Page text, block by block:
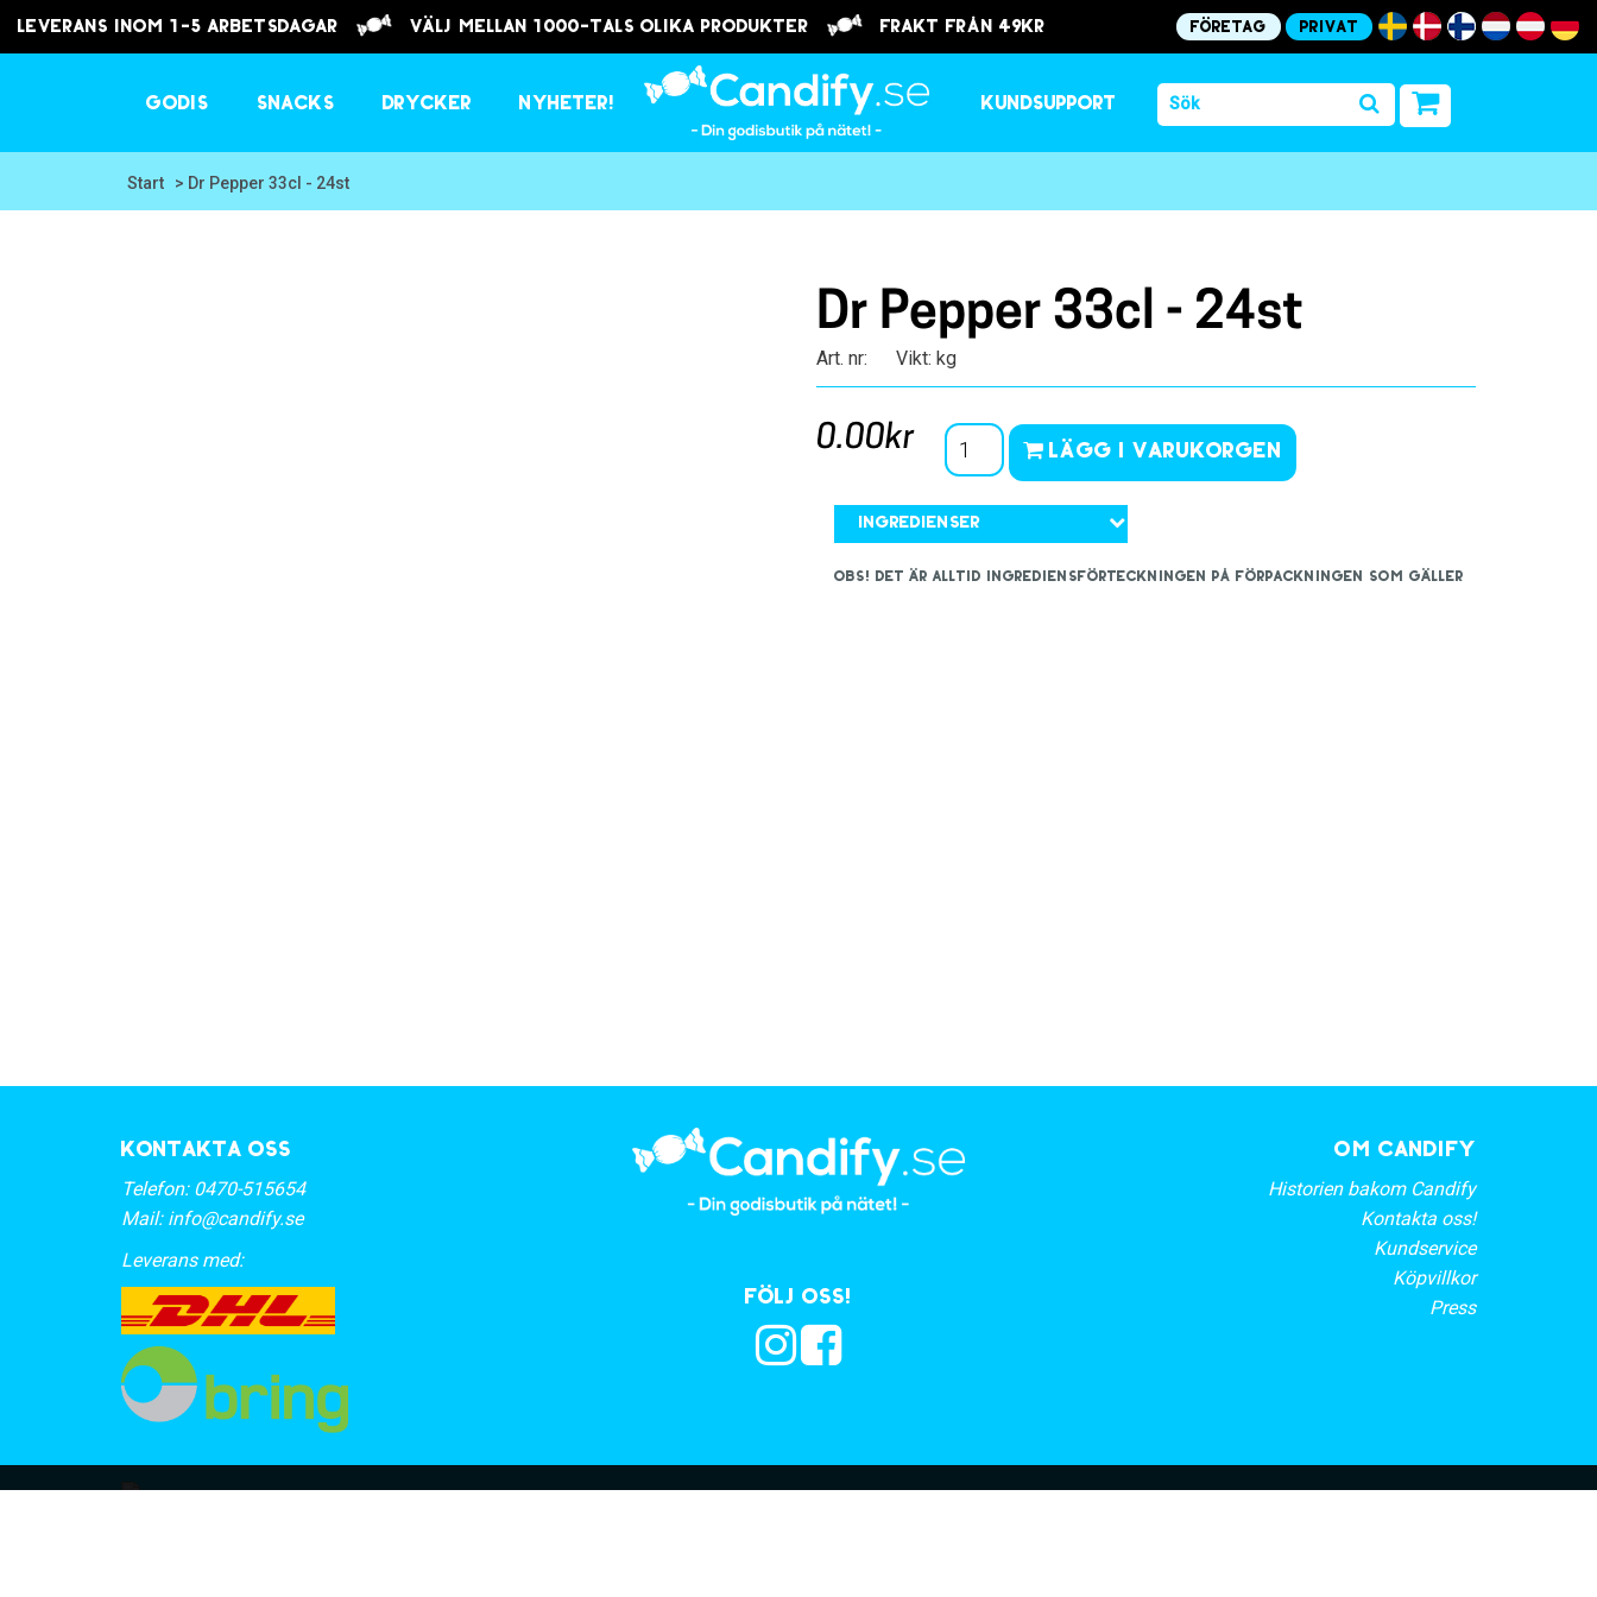
Leverans inom 1-5 arbetsdagar välj mellan 1000-tals olika produkter frakt från 49kr Företag Privat
Godis Snacks Drycker Nyheter! Kundsupport
Start > Dr Pepper 33cl - 24st
Dr Pepper 33cl - 24st
Art. nr: Vikt: kg
0.00kr Lägg i varukorgen
Ingredienser
OBS! Det är alltid ingrediensförteckningen på förpackningen som gäller
Kontakta oss
Telefon: 0470-515654
Mail: info@candify.se
Leverans med:
Följ oss!
OM CANDIFY
Historien bakom Candify
Kontakta oss!
Kundservice
Köpvillkor
Press